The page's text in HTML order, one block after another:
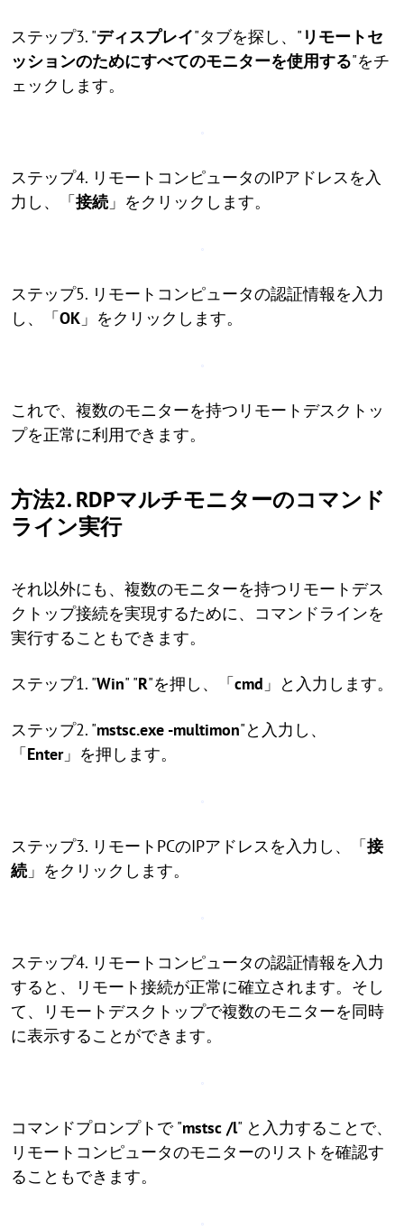
ステップ3. "ディスプレイ"タブを探し、" リモートセ
ッションのためにすべてのモニターを使用する"をチ
ェックします。
ステップ4. リモートコンピュータのIPアドレスを入
力し、「接続 」をクリックします。
ステップ5. リモートコンピュータの認証情報を入力
し、「OK 」をクリックします。
これで、複数のモニターを持つリモートデスクトッ
プを正常に利用できます。
方法2. RDPマルチモニターのコマンド
ライン実行
それ以外にも、複数のモニターを持つリモートデス
クトップ接続を実現するために、コマンドラインを
実行することもできます。
ステップ1. "Win" "R"を押し、「cmd 」と入力します。
ステップ2. "mstsc.exe -multimon"と入力し、
「Enter」を押します。
ステップ3. リモートPCのIPアドレスを入力し、「接
続 」をクリックします。
ステップ4. リモートコンピュータの認証情報を入力
すると、リモート接続が正常に確立されます。そし
て、リモートデスクトップで複数のモニターを同時
に表示することができます。
コマンドプロンプトで "mstsc /l" と入力することで、
リモートコンピュータのモニターのリストを確認す
ることもできます。